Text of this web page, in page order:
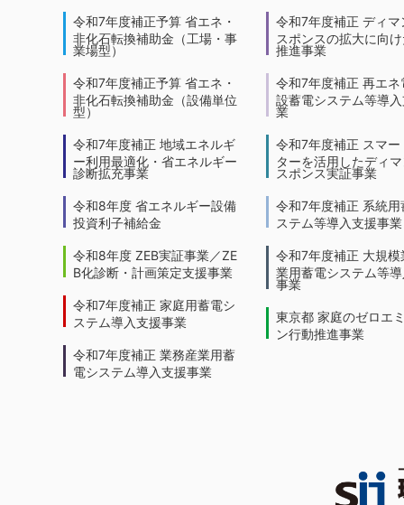
令和7年度補正予算 省エネ・
非化石転換補助金（工場・事
業場型）
令和7年度補正予算 省エネ・
非化石転換補助金（設備単位
型）
令和7年度補正 地域エネルギ
ー利用最適化・省エネルギー
診断拡充事業
令和8年度 省エネルギー設備
投資利子補給金
令和8年度 ZEB実証事業／ZE
B化診断・計画策定支援事業
令和7年度補正 家庭用蓄電シ
ステム導入支援事業
令和7年度補正 業務産業用蓄
電システム導入支援事業
令和7年度補正 ディマ
スポンスの拡大に向
推進事業
令和7年度補正 再エネ
設蓄電システム等導
業
令和7年度補正 スマー
ターを活用したディ
スポンス実証事業
令和7年度補正 系統用
ステム等導入支援事業
令和7年度補正 大規模
業用蓄電システム等
事業
東京都 家庭のゼロエ
ン行動推進事業